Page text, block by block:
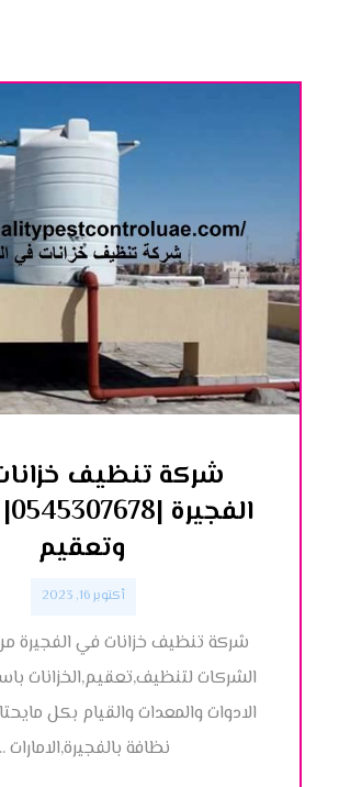
شركة تنظيف
وتعقيم
أكتوبر 16, 2023
شركة تنظيف خزانات في الفجيرة
الشركات لتنظيف,تعقيم,الخزانات
الادوات والمعدات والقيام بكل
نظافة بالفجيرة,الامارات